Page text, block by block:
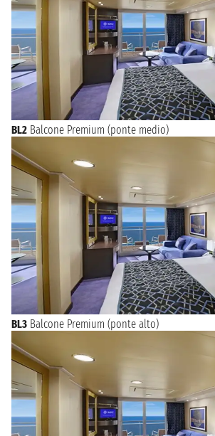
BL2 Balcone Premium (ponte medio)
BL3 Balcone Premium (ponte alto)